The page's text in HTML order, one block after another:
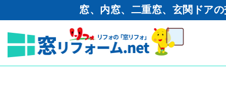
窓、内窓、二重窓、玄関ドア
窓リフォーム.net>工事ブログ
サッシ取り替え工事